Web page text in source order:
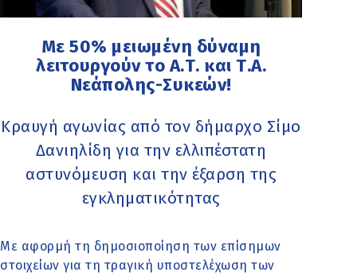
Με 50% μειωμένη δύναμη
λειτουργούν το Α.Τ. και Τ.Α.
Νεάπολης-Συκεών!
Κραυγή αγωνίας από τον δήμαρχο Σίμο
Δανιηλίδη για την ελλιπέστατη
αστυνόμευση και την έξαρση της
εγκληματικότητας
Με αφορμή τη δημοσιοποίηση των επίσημων
στοιχείων για τη τραγική υποστελέχωση των